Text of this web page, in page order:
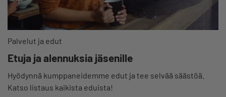
Palvelut ja edut
Etuja ja alennuksia jäsenille
Hyödynnä kumppaneidemme edut ja tee selvää säästöä.
Katso listaus kaikista eduista!